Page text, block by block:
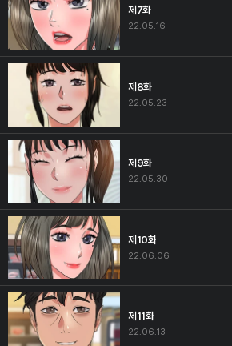
제7화
22.05.16
제8화
22.05.23
제9화
22.05.30
제10화
22.06.06
제11화
22.06.13